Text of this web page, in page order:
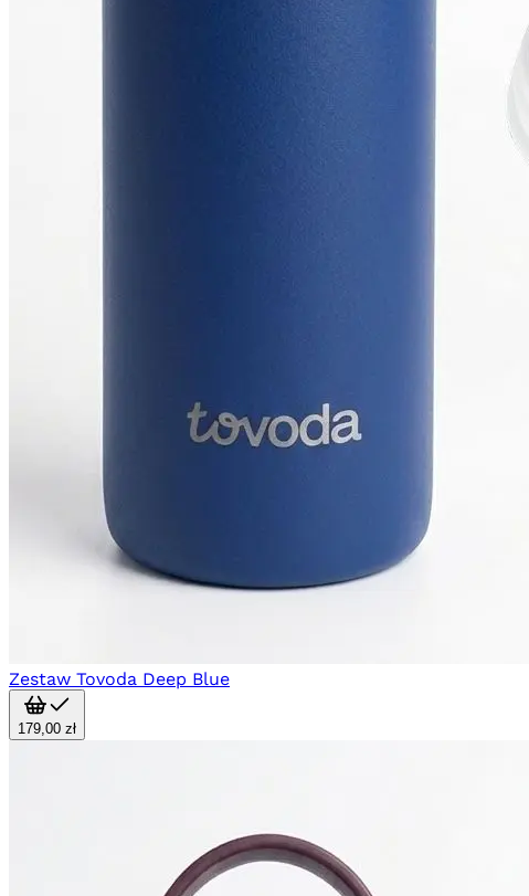
Zestaw Tovoda Deep Blue
179,00 zł